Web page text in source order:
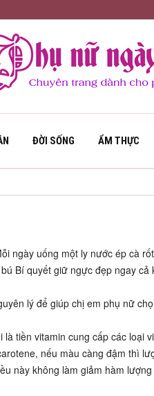
ĐỜI SỐNG ẨM THỰC
ngày uống một ly nước ép cà
Bí quyết giữ ngực đẹp ngay cả
lý để giúp chị em phụ nữ
tiền vitamin cung cấp các loại
nếu màu càng đậm thì
này không làm giảm hàm